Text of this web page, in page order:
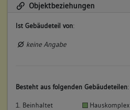
Objektbeziehungen
Ist Gebäudeteil von:
keine Angabe
Besteht aus folgenden Gebäudeteilen:
1. Beinhaltet
Hauskomplex